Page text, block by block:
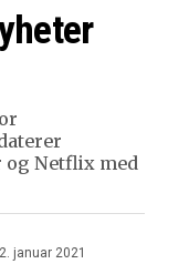
og Netflix med
januar 2021